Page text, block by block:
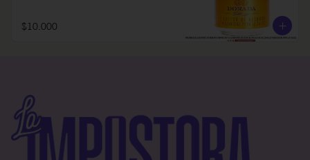
$10.000